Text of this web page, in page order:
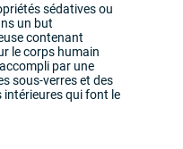
sédatives ou
un but
contenant
le corps humain
par une
sous-verres et des
intérieures qui font le